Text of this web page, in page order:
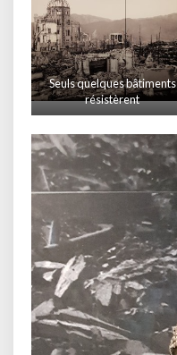
Seuls quelques bâtiments
résistèrent